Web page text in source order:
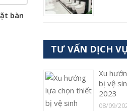
bàn
TƯ VẤN DỊCH VỤ
Xu
bị vệ
2023
08/09/